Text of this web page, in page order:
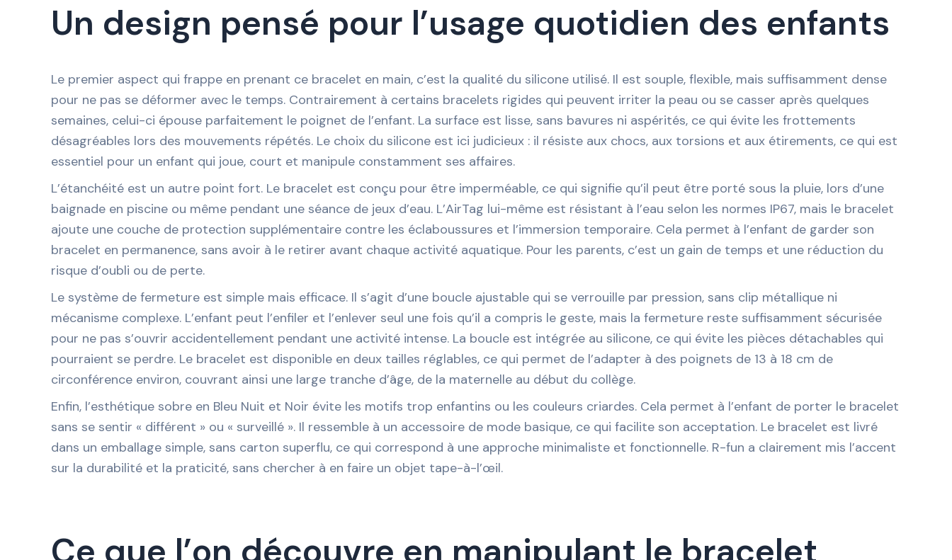
Un design pensé pour l’usage quotidien des enfants
Le premier aspect qui frappe en prenant ce bracelet en main, c’est la qualité du silicone utilisé. Il est souple, flexible, mais suffisamment dense
pour ne pas se déformer avec le temps. Contrairement à certains bracelets rigides qui peuvent irriter la peau ou se casser après quelques
semaines, celui-ci épouse parfaitement le poignet de l’enfant. La surface est lisse, sans bavures ni aspérités, ce qui évite les frottements
désagréables lors des mouvements répétés. Le choix du silicone est ici judicieux : il résiste aux chocs, aux torsions et aux étirements, ce qui est
essentiel pour un enfant qui joue, court et manipule constamment ses affaires.
L’étanchéité est un autre point fort. Le bracelet est conçu pour être imperméable, ce qui signifie qu’il peut être porté sous la pluie, lors d’une
baignade en piscine ou même pendant une séance de jeux d’eau. L’AirTag lui-même est résistant à l’eau selon les normes IP67, mais le bracelet
ajoute une couche de protection supplémentaire contre les éclaboussures et l’immersion temporaire. Cela permet à l’enfant de garder son
bracelet en permanence, sans avoir à le retirer avant chaque activité aquatique. Pour les parents, c’est un gain de temps et une réduction du
risque d’oubli ou de perte.
Le système de fermeture est simple mais efficace. Il s’agit d’une boucle ajustable qui se verrouille par pression, sans clip métallique ni
mécanisme complexe. L’enfant peut l’enfiler et l’enlever seul une fois qu’il a compris le geste, mais la fermeture reste suffisamment sécurisée
pour ne pas s’ouvrir accidentellement pendant une activité intense. La boucle est intégrée au silicone, ce qui évite les pièces détachables qui
pourraient se perdre. Le bracelet est disponible en deux tailles réglables, ce qui permet de l’adapter à des poignets de 13 à 18 cm de
circonférence environ, couvrant ainsi une large tranche d’âge, de la maternelle au début du collège.
Enfin, l’esthétique sobre en Bleu Nuit et Noir évite les motifs trop enfantins ou les couleurs criardes. Cela permet à l’enfant de porter le bracelet
sans se sentir « différent » ou « surveillé ». Il ressemble à un accessoire de mode basique, ce qui facilite son acceptation. Le bracelet est livré
dans un emballage simple, sans carton superflu, ce qui correspond à une approche minimaliste et fonctionnelle. R-fun a clairement mis l’accent
sur la durabilité et la praticité, sans chercher à en faire un objet tape-à-l’œil.